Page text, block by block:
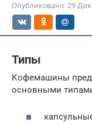
Опубликовано: 29
Типы
Кофемашины
основными